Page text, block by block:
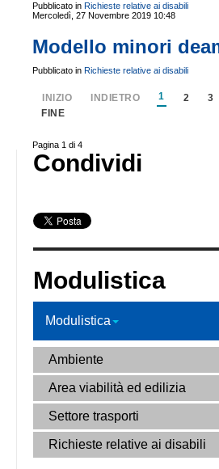
Pubblicato in Richieste relative ai disabili
Mercoledì, 27 Novembre 2019 10:48
Modello minori
Pubblicato in Richieste relative ai disabili
INIZIO INDIETRO 1 2 3
FINE
Pagina 1 di 4
Condividi
Modulistica
Modulistica
Ambiente
Area viabilità ed edilizia
Settore trasporti
Richieste relative ai disabili